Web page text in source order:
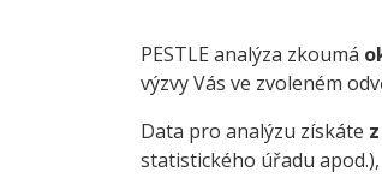
PESTLE analýza zkoumá
výzvy Vás ve zvoleném
Data pro analýzu získáte
statistického úřadu